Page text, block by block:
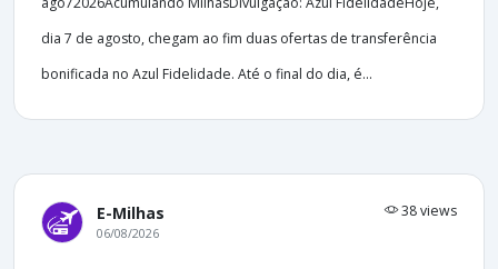
dia 7 de agosto, chegam ao fim duas ofertas de transferência
bonificada no Azul Fidelidade. Até o final do dia, é...
E-Milhas 38 views
06/08/2026